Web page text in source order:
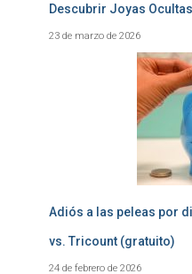
Descubrir Joyas Ocultas
23 de marzo de 2026
Adiós a las peleas por
vs. Tricount (gratuito)
24 de febrero de 2026